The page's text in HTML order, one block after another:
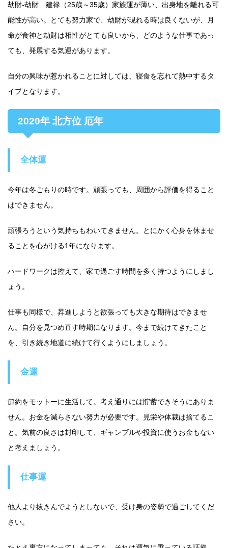
劫財‐劫財 建禄（25歳～35歳）家族運が薄い、出身地を離れる可
能性が高い。とても努力家で、劫財が現れる時は良くないが、月
命が食神と劫財は相性がとても良いから、どのような仕事であっ
ても、発展する気運があります。
自分の興味が惹かれることに対しては、寝食を忘れて熱中するタ
イプとなります。
2020年 北方位 厄年
全体運
今年は冬ごもりの時です。頑張っても、周囲から評価を得ること
はできません。
頑張ろうという気持ちもわいてきません。とにかく心身を休ませ
ることを心がける1年になります。
ハードワークは控えて、家で過ごす時間を多く持つようにしまし
ょう。
仕事も同様で、昇進しようと欲張っても大きな期待はできませ
ん。自分を見つめ直す時期になります。今まで続けてきたこと
を、引き続き地道に続けて行くようにしましょう。
金運
節約をモットーに生活して。考え通りには貯蓄できそうにありま
せん。お金を減らさない努力が必要です。見栄や体裁は捨てるこ
と。気前の良さは封印して、ギャンブルや投資に使うお金もない
と考えましょう。
仕事運
他人より抜きんでようとしないで、受け身の姿勢で過ごしてくだ
さい。